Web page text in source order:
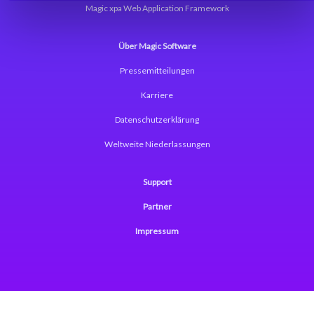
Magic xpa Web Application Framework
Über Magic Software
Pressemitteilungen
Karriere
Datenschutzerklärung
Weltweite Niederlassungen
Support
Partner
Impressum